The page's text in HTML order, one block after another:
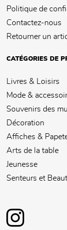
Politique de
Contactez-nous
Retourner un
CATÉGORIES DE
Livres & Loisirs
Mode &
Souvenirs des
Décoration
Affiches &
Arts de la table
Jeunesse
Senteurs et